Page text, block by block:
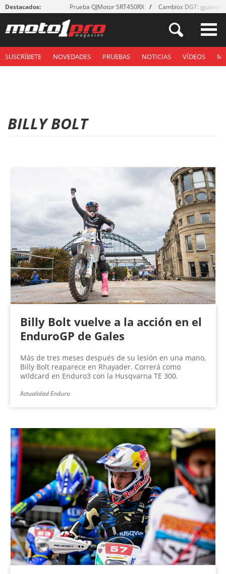
Destacados: Prueba QJMotor SRT450RX Cambios DGT: ¡guantes!
SUSCRÍBETE NOVEDADES PRUEBAS NOTICIAS VÍDEOS
BILLY BOLT
Billy Bolt vuelve a la acción en el
EnduroGP de Gales
Más de tres meses después de su lesión en una mano,
Billy Bolt reaparece en Rhayader. Correrá como
wildcard en Enduro3 con la Husqvarna TE 300.
Actualidad Enduro